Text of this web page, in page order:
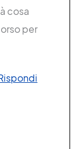
cosa
per